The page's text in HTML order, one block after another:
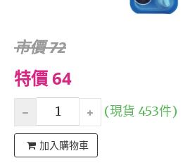
市價 72
特價 64
(現貨 453件)
加入購物車